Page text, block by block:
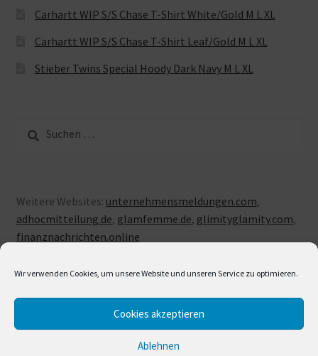
Wir verwenden Cookies, um unsere Website und unseren Service zu optimieren.
Cookies akzeptieren
Ablehnen
Carhartt WIP S/S Chase T-Shirt White/Gold M L XL
Carhartt WIP S/S Chase T-Shirt Leaf/Gold M L XL
Stieber Twins Special Hoody Dark Navy M L XL
nach:
Weitere Websites: unternehmensmeldungen.com,
adhocmitteilung.de, glamfemme.de, glimityglamity.com,
finanznachrichten.online
© LUXUSLOVE 2026
Erstellt mit Storefront & WooCommerce